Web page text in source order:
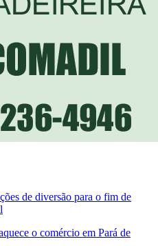
de diversão para o fim de
o comércio em Pará de